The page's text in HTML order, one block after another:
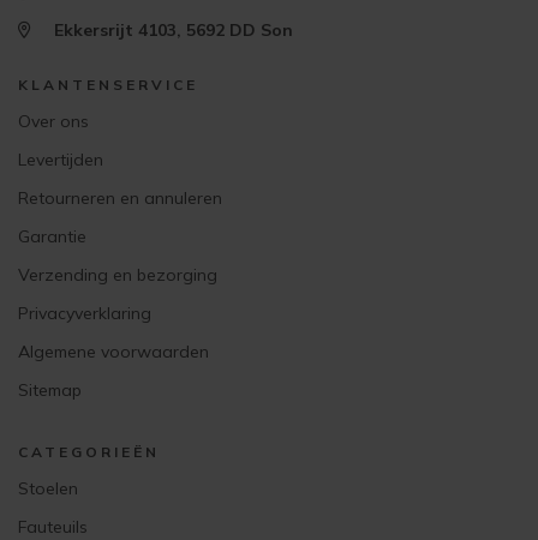
Ekkersrijt 4103, 5692 DD Son
KLANTENSERVICE
Over ons
Levertijden
Retourneren en annuleren
Garantie
Verzending en bezorging
Privacyverklaring
Algemene voorwaarden
Sitemap
CATEGORIEËN
Stoelen
Fauteuils